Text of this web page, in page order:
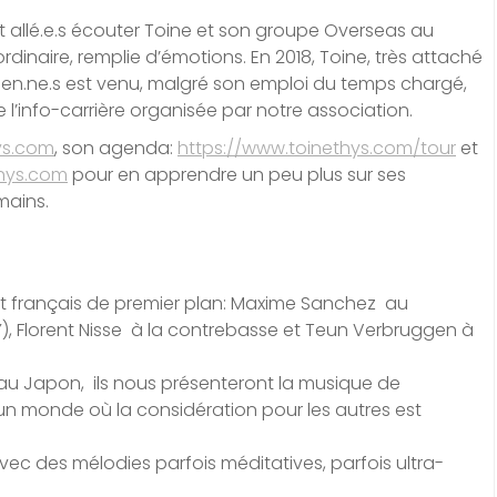
allé.e.s écouter Toine et son groupe Overseas au
remplie d’émotions. En 2018, Toine, très attaché
est venu, malgré son emploi du temps chargé,
l’info-carrière organisée par notre association.
, son agenda: https://www.toinethys.com/tour et
pour en apprendre un peu plus sur ses
de premier plan: Maxime Sanchez au
Florent Nisse à la contrebasse et Teun Verbruggen à
Japon, ils nous présenteront la musique de
monde où la considération pour les autres est
des mélodies parfois méditatives, parfois ultra-